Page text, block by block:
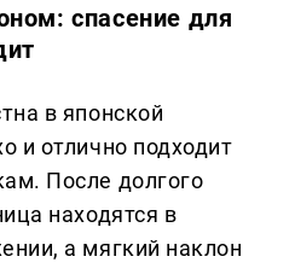
спасение для
в японской
и отлично подходит
После долгого
находятся в
а мягкий наклон